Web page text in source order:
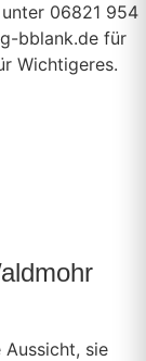
06821 954
bblank.de für
Wichtigeres.
sie